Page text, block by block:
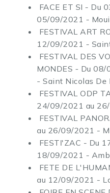
FACE ET SI - Du
05/09/2021 -
FESTIVAL ART
12/09/2021 -
FESTIVAL DES
MONDES - Du
- Saint Nicolas De
FESTIVAL ODP
24/09/2021 au
FESTIVAL
au 26/09/2021 -
FESTI'ZAC - Du
18/09/2021 -
FETE DE
au 12/09/2021 -